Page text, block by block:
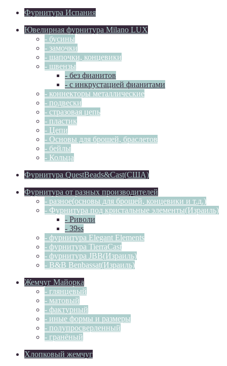
Фурнитура Испания
Ювелирная фурнитура Milano LUX
- бусины
- замочки
- шапочки, концевики
- швензы
- без фианитов
- с инкрустацией фианитами
- коннекторы металлические
- подвески
- стразовая цепь
- пластик
- Цепи
- Основы для брошей, браслетов
- бейлы
- Кольца
Фурнитура QuestBeads&Cast(США)
Фурнитура от разных производителей
- разное(основы для брошей, концевики и т.д.)
- Фурнитура под кристальные элементы(Израиль)
- Риволи
- 39ss
- фурнитура Elegant Elements
- фурнитура TierraCast
- фурнитура JBB(Израиль)
- B&B Benbassat(Израиль)
Жемчуг Майорка
- глянцевый
- матовый
- фактурный
- иные формы и размеры
- полупросверленный
- гранёный
Хлопковый жемчуг